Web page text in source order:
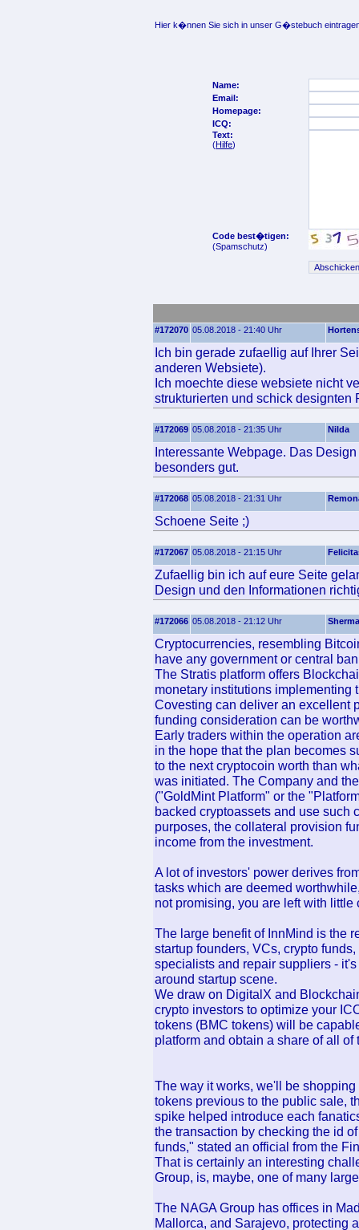
Hier k�nnen Sie sich in unser G�stebuch
Name:
Email:
Homepage:
ICQ:
Text:
(Hilfe)
Code best�tigen:
(Spamschutz)
#172070 05.08.2018 - 21:40 Uhr
Ich bin gerade zufaellig auf Ihrer
anderen Websiete).
Ich moechte diese websiete nicht
strukturierten und schick designten
#172069 05.08.2018 - 21:35 Uhr Nilda
Interessante Webpage. Das
besonders gut.
#172068 05.08.2018 - 21:31 Uhr
Schoene Seite ;)
#172067 05.08.2018 - 21:15 Uhr
Zufaellig bin ich auf eure Seite
Design und den Informationen
#172066 05.08.2018 - 21:12 Uhr
Cryptocurrencies, resembling
have any government or central
The Stratis platform offers
monetary institutions implementing
Covesting can deliver an excellent
funding consideration can be
Early traders within the operation
in the hope that the plan becomes
to the next cryptocoin worth than
was initiated. The Company and
("GoldMint Platform" or the
backed cryptoassets and use such
purposes, the collateral provision
income from the investment.
A lot of investors' power derives
tasks which are deemed
not promising, you are left with
The large benefit of InnMind is the
startup founders, VCs, crypto
specialists and repair suppliers -
around startup scene.
We draw on DigitalX and
crypto investors to optimize your
tokens (BMC tokens) will be
platform and obtain a share of all
The way it works, we'll be
tokens previous to the public sale,
spike helped introduce each
the transaction by checking the id
funds," stated an official from the
That is certainly an interesting
Group, is, maybe, one of many
The NAGA Group has offices in
Mallorca, and Sarajevo, protecting